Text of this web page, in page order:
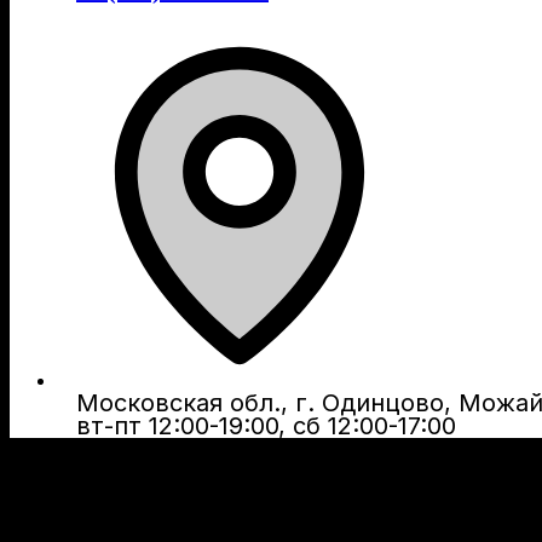
Московская обл., г. Одинцово,
вт-пт 12:00-19:00, сб 12:00-17:00